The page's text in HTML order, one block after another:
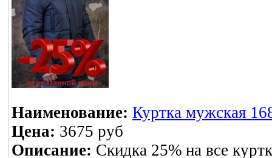
Наименование: Куртка мужская
Цена: 3675 руб
Описание: Скидка 25% на все